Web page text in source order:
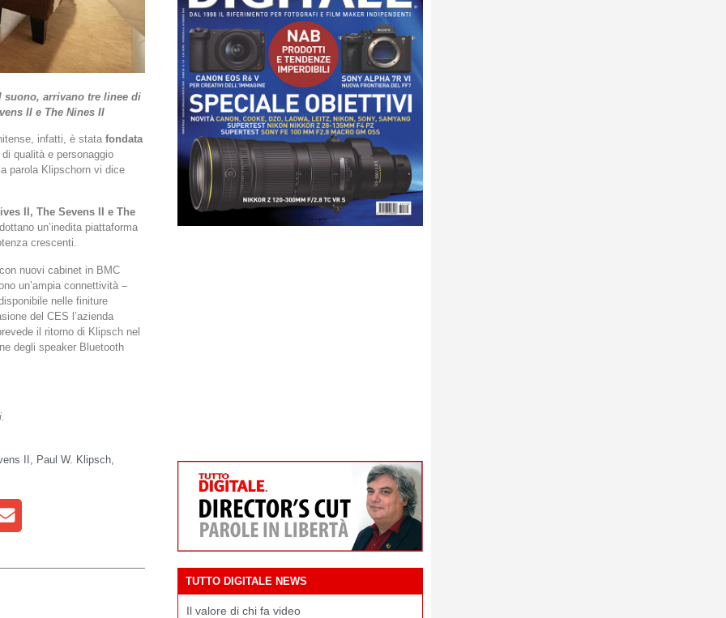
suono, arrivano tre linee di
II e The Nines II
infatti, è stata fondata
qualità e personaggio
parola Klipschorn vi dice
II, The Sevens II e The
un’inedita piattaforma
crescenti.
nuovi cabinet in BMC
un’ampia connettività –
nelle finiture
del CES l’azienda
il ritorno di Klipsch nel
degli speaker Bluetooth
II , Paul W. Klipsch,
TUTTO DIGITALE NEWS
Il valore di chi fa video